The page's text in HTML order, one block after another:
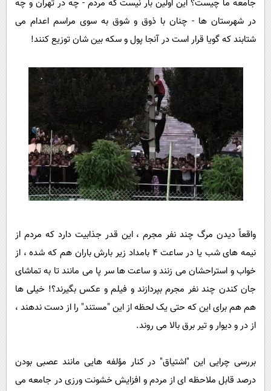
جامعه ما چیست؟ این اولین بار نیست که مردم - چه در تهران و چه
در شهرستان ها - چنان با ذوق و شوق به سوی مراسم اعدام می
شتابند که گویا قرار است در آنجا پول و سکه بین شان توزیع کنند!
واقعاً دیدن مرگ چند نفر مجرم ، این قدر جذابیت دارد که مردم از
نیمه های شب یا در ساعت 4 بامداد زیر بارش باران هم که شده ، از
خواب و استراحشان می زنند و ساعت ها سر پا می مانند تا به تماشای
جان کندن چند نفر مجرم بپردازند و فیلم و عکس بگیرند؟! خیلی ها
هم هم برای این که حتی یک لحظه از این "مستند" را از دست ندهند ،
از در و دیوار و تیر برق بالا می روند.
بررسی چرایی این "اشتیاق" در کنار مؤلفه هایی مانند عصبی بودن
درصد قابل ملاحظه ای از مردم و افزایش خشونت ورزی در جامعه می